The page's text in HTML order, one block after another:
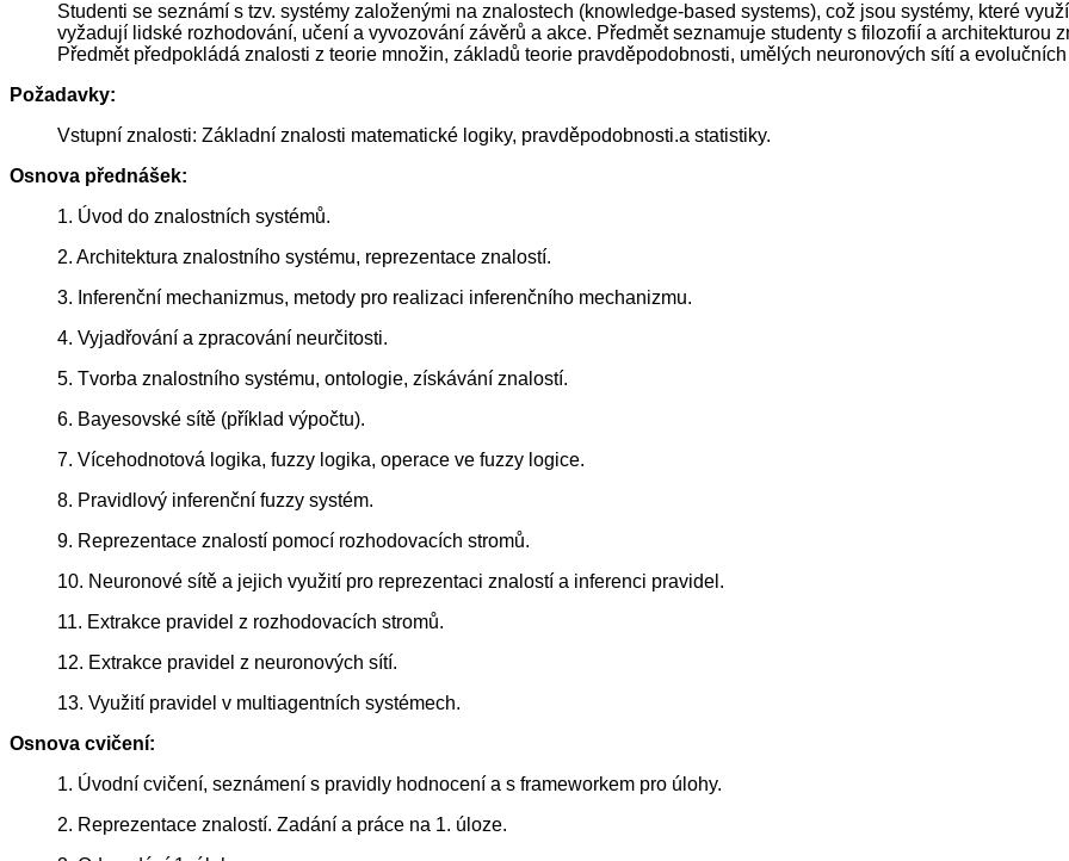
Studenti se seznámí s tzv. systémy založenými na znalostech (knowledge-based systems), což jsou systémy, které
vyžadují lidské rozhodování, učení a vyvozování závěrů a akce. Předmět seznamuje studenty s filozofií a architekturou
Předmět předpokládá znalosti z teorie množin, základů teorie pravděpodobnosti, umělých neuronových sítí a
Požadavky:
Vstupní znalosti: Základní znalosti matematické logiky, pravděpodobnosti.a statistiky.
Osnova přednášek:
1. Úvod do znalostních systémů.
2. Architektura znalostního systému, reprezentace znalostí.
3. Inferenční mechanizmus, metody pro realizaci inferenčního mechanizmu.
4. Vyjadřování a zpracování neurčitosti.
5. Tvorba znalostního systému, ontologie, získávání znalostí.
6. Bayesovské sítě (příklad výpočtu).
7. Vícehodnotová logika, fuzzy logika, operace ve fuzzy logice.
8. Pravidlový inferenční fuzzy systém.
9. Reprezentace znalostí pomocí rozhodovacích stromů.
10. Neuronové sítě a jejich využití pro reprezentaci znalostí a inferenci pravidel.
11. Extrakce pravidel z rozhodovacích stromů.
12. Extrakce pravidel z neuronových sítí.
13. Využití pravidel v multiagentních systémech.
Osnova cvičení:
1. Úvodní cvičení, seznámení s pravidly hodnocení a s frameworkem pro úlohy.
2. Reprezentace znalostí. Zadání a práce na 1. úloze.